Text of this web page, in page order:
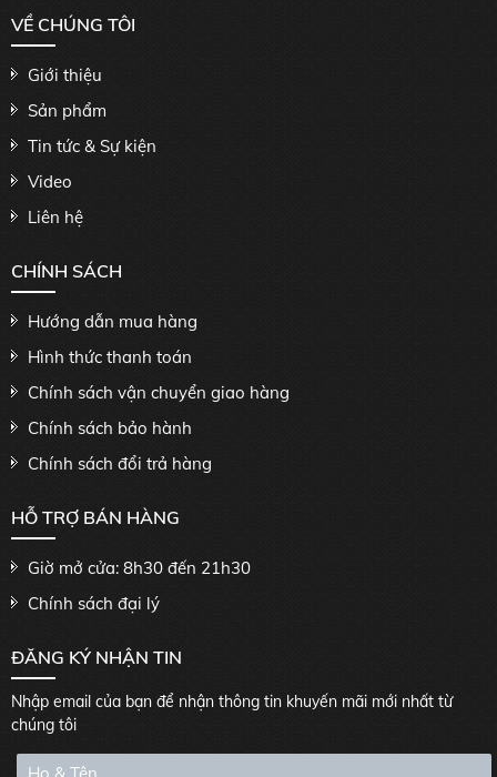
VỀ CHÚNG TÔI
Giới thiệu
Sản phẩm
Tin tức & Sự kiện
Video
Liên hệ
CHÍNH SÁCH
Hướng dẫn mua hàng
Hình thức thanh toán
Chính sách vận chuyển giao hàng
Chính sách bảo hành
Chính sách đổi trả hàng
HỖ TRỢ BÁN HÀNG
Giờ mở cửa: 8h30 đến 21h30
Chính sách đại lý
ĐĂNG KÝ NHẬN TIN
Nhập email của bạn để nhận thông tin khuyến mãi mới nhất từ
chúng tôi